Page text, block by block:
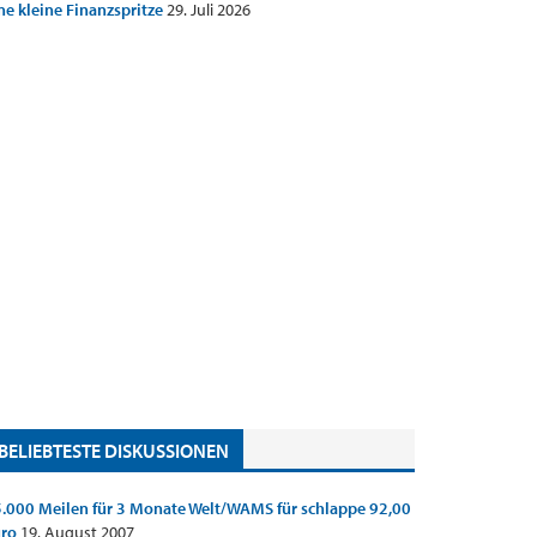
kleine Finanzspritze29. Juli 2026
BELIEBTESTE DISKUSSIONEN
Meilen für 3 Monate Welt/WAMS für schlappe 92,00
19. August 2007